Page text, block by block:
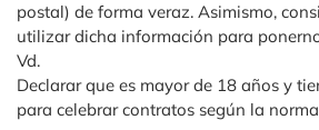
postal) de forma veraz. Asimismo,
utilizar dicha información para
Vd.
Declarar que es mayor de 18 años y
para celebrar contratos según la